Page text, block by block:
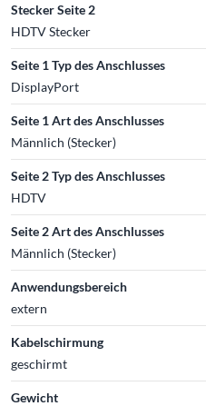
Stecker Seite 2
HDTV Stecker
Seite 1 Typ des Anschlusses
DisplayPort
Seite 1 Art des Anschlusses
Männlich (Stecker)
Seite 2 Typ des Anschlusses
HDTV
Seite 2 Art des Anschlusses
Männlich (Stecker)
Anwendungsbereich
extern
Kabelschirmung
geschirmt
Gewicht